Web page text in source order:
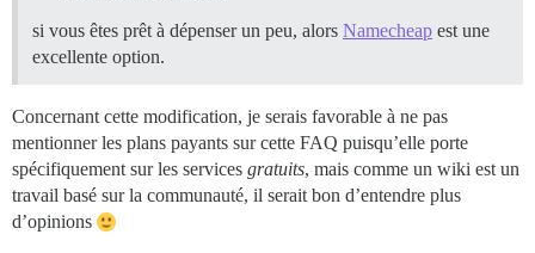
si vous êtes prêt à dépenser un peu, alors Namecheap est une
excellente option.
Concernant cette modification, je serais favorable à ne pas
mentionner les plans payants sur cette FAQ puisqu’elle porte
spécifiquement sur les services gratuits, mais comme un wiki est un
travail basé sur la communauté, il serait bon d’entendre plus
d’opinions